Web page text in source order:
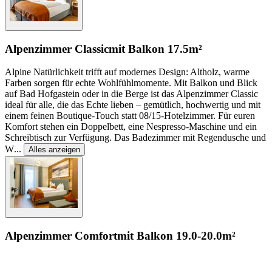
Alpenzimmer Classicmit Balkon 17.5m²
Alpine Natürlichkeit trifft auf modernes Design: Altholz, warme
Farben sorgen für echte Wohlfühlmomente. Mit Balkon und Blick
auf Bad Hofgastein oder in die Berge ist das Alpenzimmer Classic
ideal für alle, die das Echte lieben – gemütlich, hochwertig und mit
einem feinen Boutique-Touch statt 08/15-Hotelzimmer. Für euren
Komfort stehen ein Doppelbett, eine Nespresso-Maschine und ein
Schreibtisch zur Verfügung. Das Badezimmer mit Regendusche und
W... Alles anzeigen
Alpenzimmer Comfortmit Balkon 19.0-20.0m²